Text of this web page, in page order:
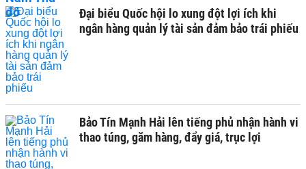
Đại biểu Quốc hội lo xung đột lợi ích khi
ngân hàng quản lý tài sản đảm bảo trái phiếu
Bảo Tín Mạnh Hải lên tiếng phủ nhận hành vi
thao túng, găm hàng, đẩy giá, trục lợi